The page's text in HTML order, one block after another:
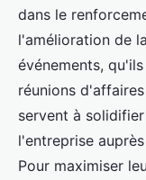
dans le
l'amélioration de
événements,
réunions
servent à
l'entreprise
Pour maximiser